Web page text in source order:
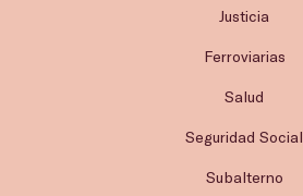
Justicia
Ferroviarias
Salud
Seguridad Social
Subalterno